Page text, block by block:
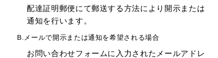
配達証明郵便にて郵送する方法により開示または
通知を行います。
B.メールで開示または通知を希望される場合
お問い合わせフォームに入力されたメールアドレ